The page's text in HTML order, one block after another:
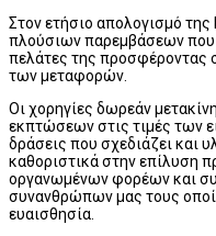
Στον ετήσιο απολογισμό της
πλούσιων παρεμβάσεων
πελάτες της προσφέροντας
των μεταφορών.
Οι χορηγίες δωρεάν
εκπτώσεων στις τιμές των
δράσεις που σχεδιάζει και
καθοριστικά στην επίλυση
οργανωμένων φορέων και
συνανθρώπων μας τους
ευαισθησία.